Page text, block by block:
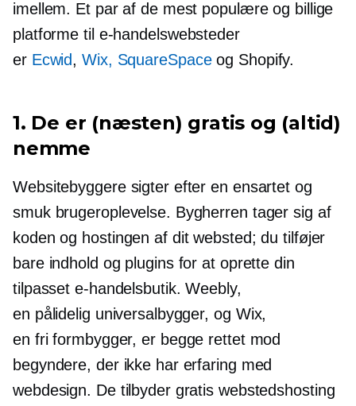
imellem. Et par af de mest populære og billige
platformetil e-handelswebsteder
er Ecwid,Wix, SquareSpaceog Shopify.
1. De er (næsten) gratis og (altid)
nemme
Websitebyggere sigter efter en ensartet og
smuk brugeroplevelse. Bygherren tager sig af
koden og hostingen af ​​dit websted; du tilføjer
bare indhold og plugins for at oprette din
tilpasset e-handelsbutik. Weebly,
en pålidelig universalbygger, og Wix,
en fri formbygger, er begge rettet mod
begyndere, der ikke har erfaring med
webdesign. De tilbyder gratis webstedshosting